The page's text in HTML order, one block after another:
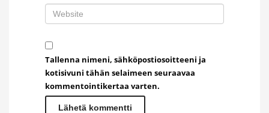
Tallenna nimeni, sähköpostiosoitteeni ja
kotisivuni tähän selaimeen seuraavaa
kommentointikertaa varten.